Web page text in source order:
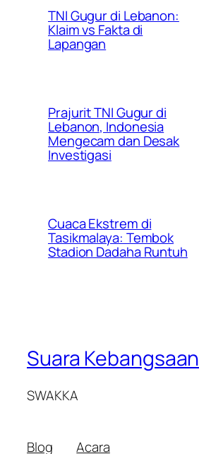
TNI Gugur di Lebanon:
Klaim vs Fakta di
Lapangan
Prajurit TNI Gugur di
Lebanon, Indonesia
Mengecam dan Desak
Investigasi
Cuaca Ekstrem di
Tasikmalaya: Tembok
Stadion Dadaha Runtuh
Suara Kebangsaan
SWAKKA
Blog Acara